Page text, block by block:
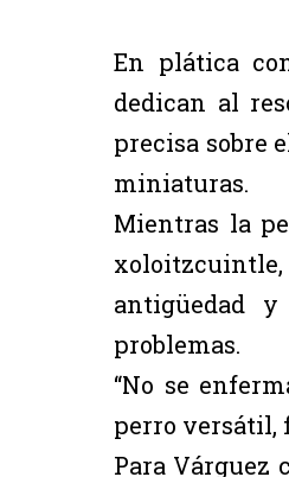
En plática
dedican al
precisa sobre
miniaturas.
Mientras la
antigüedad
problemas.
“No se
perro versátil,
Para Várguez